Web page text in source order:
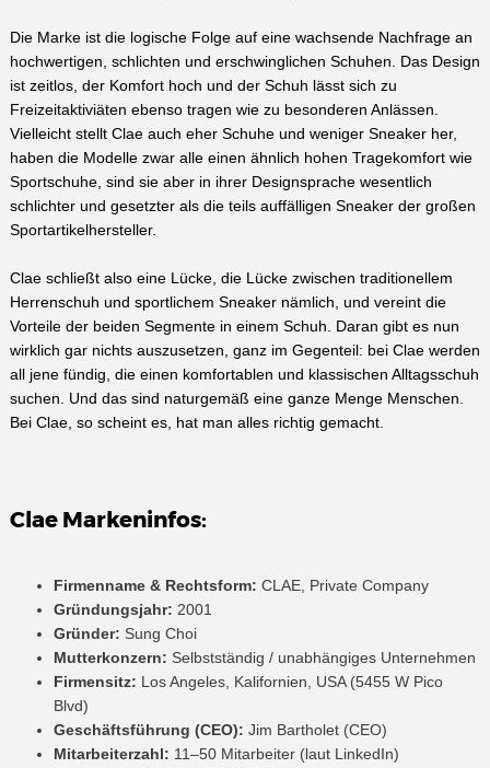
Die Marke ist die logische Folge auf eine wachsende Nachfrage an
hochwertigen, schlichten und erschwinglichen Schuhen. Das Design
ist zeitlos, der Komfort hoch und der Schuh lässt sich zu
Freizeitaktiviäten ebenso tragen wie zu besonderen Anlässen.
Vielleicht stellt Clae auch eher Schuhe und weniger Sneaker her,
haben die Modelle zwar alle einen ähnlich hohen Tragekomfort wie
Sportschuhe, sind sie aber in ihrer Designsprache wesentlich
schlichter und gesetzter als die teils auffälligen Sneaker der großen
Sportartikelhersteller.
Clae schließt also eine Lücke, die Lücke zwischen traditionellem
Herrenschuh und sportlichem Sneaker nämlich, und vereint die
Vorteile der beiden Segmente in einem Schuh. Daran gibt es nun
wirklich gar nichts auszusetzen, ganz im Gegenteil: bei Clae werden
all jene fündig, die einen komfortablen und klassischen Alltagsschuh
suchen. Und das sind naturgemäß eine ganze Menge Menschen.
Bei Clae, so scheint es, hat man alles richtig gemacht.
Clae Markeninfos:
Firmenname & Rechtsform: CLAE, Private Company
Gründungsjahr: 2001
Gründer: Sung Choi
Mutterkonzern: Selbstständig / unabhängiges Unternehmen
Firmensitz: Los Angeles, Kalifornien, USA (5455 W Pico
Blvd)
Geschäftsführung (CEO): Jim Bartholet (CEO)
Mitarbeiterzahl: 11–50 Mitarbeiter (laut LinkedIn)